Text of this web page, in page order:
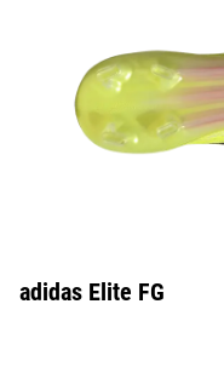
adidas Elite FG